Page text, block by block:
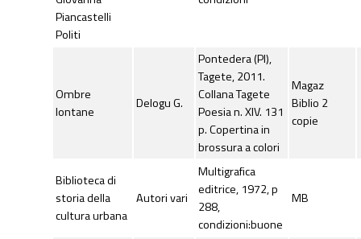
Piancastelli
Politi
Ombre
lontane
Delogu G.
Pontedera (PI),
Tagete, 2011.
Collana Tagete
Poesia n. XIV. 131
p. Copertina in
brossura a colori
Magaz
Biblio 2
copie
Biblioteca di
storia della
cultura urbana
Autori vari
Multigrafica
editrice, 1972, p
288,
condizioni:buone
MB